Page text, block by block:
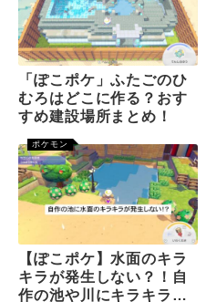
「ぽこポケ」ふたごのひ
むろはどこに作る？おす
すめ建設場所まとめ！
ポケモン
【ぽこポケ】水面のキラ
キラが発生しない？！自
作の池や川にキラキラを